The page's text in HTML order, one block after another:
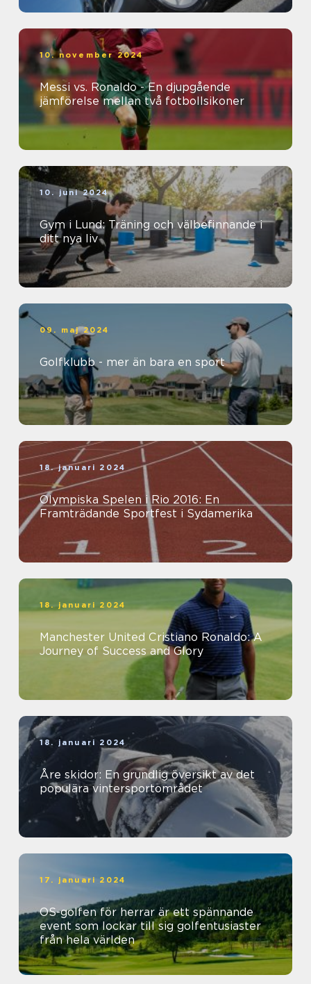
10. november 2024
Messi vs. Ronaldo - En djupgående
jämförelse mellan två fotbollsikoner
10. juni 2024
Gym i Lund: Träning och välbefinnande i
ditt nya liv
09. maj 2024
Golfklubb - mer än bara en sport
18. januari 2024
Olympiska Spelen i Rio 2016: En
Framträdande Sportfest i Sydamerika
18. januari 2024
Manchester United Cristiano Ronaldo: A
Journey of Success and Glory
18. januari 2024
Åre skidor: En grundlig översikt av det
populära vintersportområdet
17. januari 2024
OS-golfen för herrar är ett spännande
event som lockar till sig golfentusiaster
från hela världen